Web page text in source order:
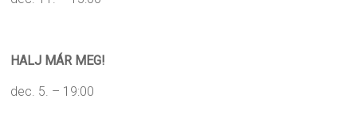
HALJ MÁR MEG!
dec. 5. – 19:00